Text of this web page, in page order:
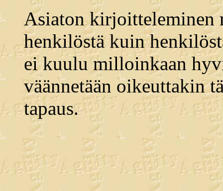
Asiaton kirjoitteleminen
henkilöstä kuin
ei kuulu milloinkaan
väännetään oikeuttakin
tapaus.